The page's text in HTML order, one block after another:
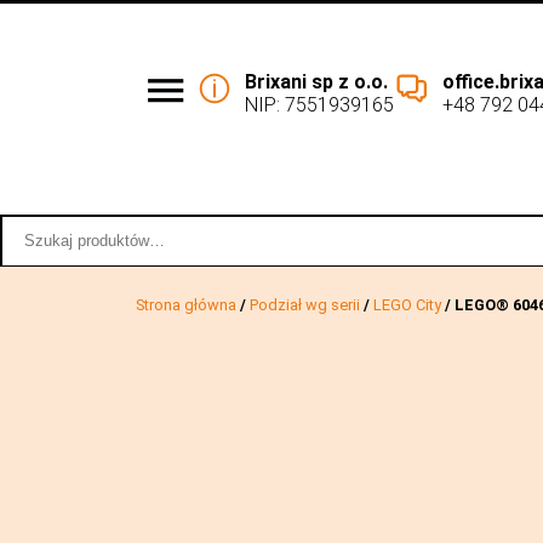
Brixani sp z o.o.
NIP: 7551939165
+48 792
Strona główna / Podział wg serii / LEGO City/ LEGO®